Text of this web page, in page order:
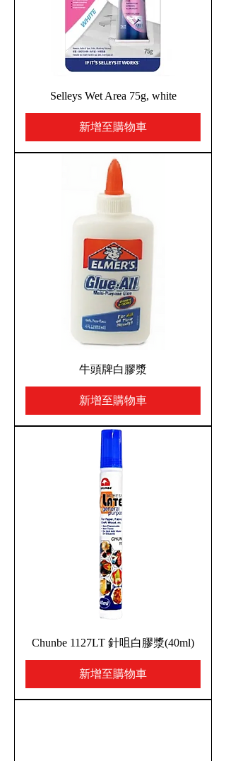
Selleys Wet Area 75g, white
新增至購物車
牛頭牌白膠漿
新增至購物車
Chunbe 1127LT 針咀白膠漿(40ml)
新增至購物車